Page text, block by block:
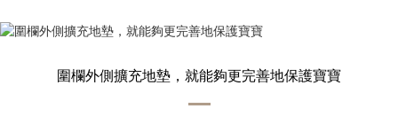
圍欄外側擴充地墊，就能夠更完善地保護寶寶